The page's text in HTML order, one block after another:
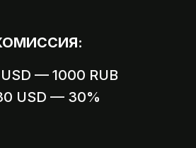
— 1000 RUB
USD — 30%
вашего аккаунта
Вариант 2
ссылку на оплату,